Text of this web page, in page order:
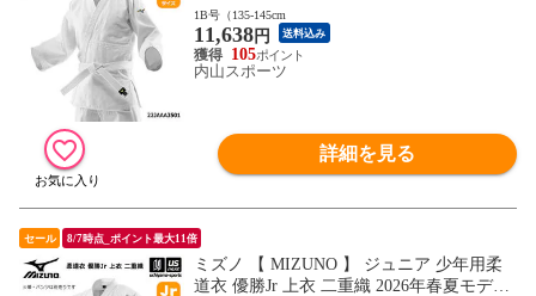
【 22JAAA3501 柔道着 帯別売りこども キ
ッズ ジュニア 小学生 0～3B号 】【翌日配
達対象】[自社]
1B号（135-145cm
11,638円 送料込み
105
内山スポーツ
詳細を見る
セール 8/7時点_ポイント最大11倍
ミズノ 【 MIZUNO 】 ジュニア 少年用柔
道衣 優勝Jr 上衣 二重織 2026年春夏モデル